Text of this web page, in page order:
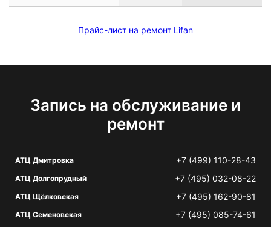
Прайс-лист на ремонт Lifan
Запись на обслуживание и
ремонт
АТЦ Дмитровка +7 (499) 110-28-43
АТЦ Долгопрудный +7 (495) 032-08-22
АТЦ Щёлковская +7 (495) 162-90-81
АТЦ Семеновская +7 (495) 085-74-61